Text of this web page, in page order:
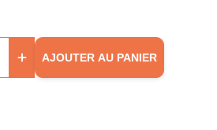
AJOUTER AU PANIER